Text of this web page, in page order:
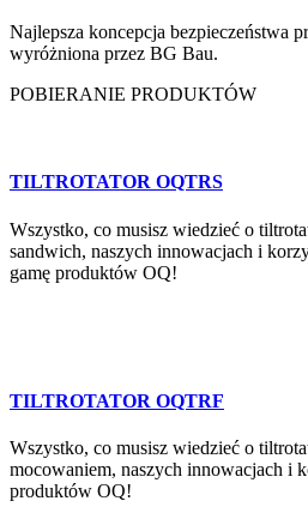
Najlepsza koncepcja bezpieczeństwa
wyróżniona przez BG Bau.
POBIERANIE PRODUKTÓW
TILTROTATOR OQTRS
Wszystko, co musisz wiedzieć o
sandwich, naszych innowacjach i
gamę produktów OQ!
TILTROTATOR OQTRF
Wszystko, co musisz wiedzieć o
mocowaniem, naszych innowacjach i
produktów OQ!